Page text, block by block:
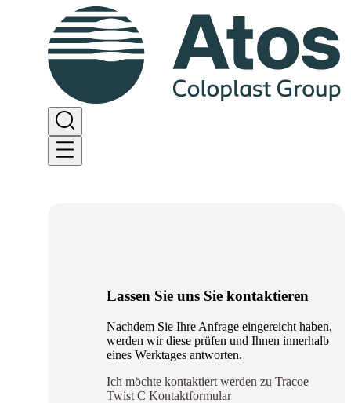
Lassen Sie uns Sie kontaktieren
Nachdem Sie Ihre Anfrage eingereicht haben,
werden wir diese prüfen und Ihnen innerhalb
eines Werktages antworten.
Ich möchte kontaktiert werden zu Tracoe
Twist C Kontaktformular